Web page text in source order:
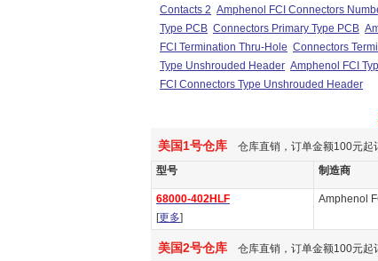
Contacts 2 Amphenol FCI Connectors
Type PCB Connectors Primary Type PCB
FCI Termination Thru-Hole Connectors
Type Unshrouded Header Amphenol FCI
FCI Connectors Type Unshrouded Header
美国1号仓库 仓库直销，订单金额100元起
型号
制造商
68000-402HLF
[更多]
Amphenol
美国2号仓库 仓库直销，订单金额100元起